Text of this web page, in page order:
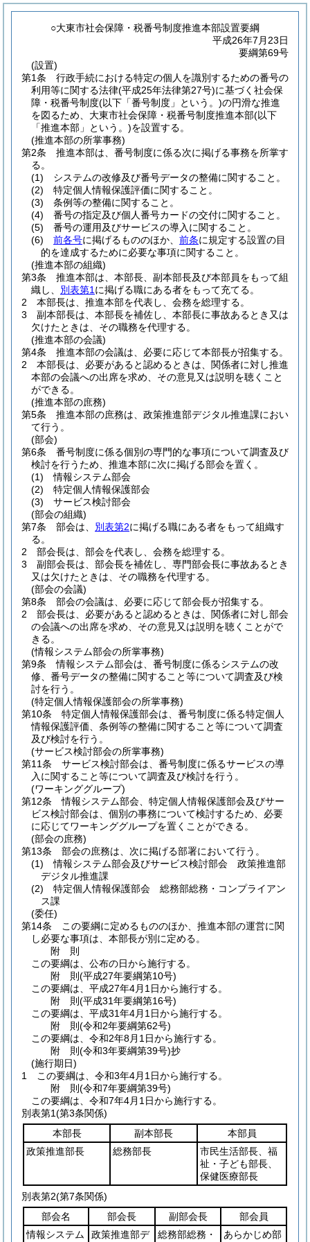
○大東市社会保障・税番号制度推進本部設置要綱
平成26年7月23日
要綱第69号
(設置)
第1条
行政手続における特定の個人を識別するための番号の
利用等に関する法律(平成25年法律第27号)に基づく社会保
障・税番号制度(以下「番号制度」という。)の円滑な推進
を図るため、大東市社会保障・税番号制度推進本部(以下
「推進本部」という。)を設置する。
(推進本部の所掌事務)
第2条
推進本部は、番号制度に係る次に掲げる事務を所掌す
る。
(1)
システムの改修及び番号データの整備に関すること。
(2)
特定個人情報保護評価に関すること。
(3)
条例等の整備に関すること。
(4)
番号の指定及び個人番号カードの交付に関すること。
(5)
番号の運用及びサービスの導入に関すること。
(6)
前各号に掲げるもののほか、 前条に規定する設置の目
的を達成するために必要な事項に関すること。
(推進本部の組織)
第3条
推進本部は、本部長、副本部長及び本部員をもって組
織し、 別表第1 に掲げる職にある者をもって充てる。
2
本部長は、推進本部を代表し、会務を総理する。
3
副本部長は、本部長を補佐し、本部長に事故あるとき又は
欠けたときは、その職務を代理する。
(推進本部の会議)
第4条
推進本部の会議は、必要に応じて本部長が招集する。
2
本部長は、必要があると認めるときは、関係者に対し推進
本部の会議への出席を求め、その意見又は説明を聴くこと
ができる。
(推進本部の庶務)
第5条
推進本部の庶務は、政策推進部デジタル推進課におい
て行う。
(部会)
第6条
番号制度に係る個別の専門的な事項について調査及び
検討を行うため、推進本部に次に掲げる部会を置く。
(1)
情報システム部会
(2)
特定個人情報保護部会
(3)
サービス検討部会
(部会の組織)
第7条
部会は、 別表第2に掲げる職にある者をもって組織す
る。
2
部会長は、部会を代表し、会務を総理する。
3
副部会長は、部会長を補佐し、専門部会長に事故あるとき
又は欠けたときは、その職務を代理する。
(部会の会議)
第8条
部会の会議は、必要に応じて部会長が招集する。
2
部会長は、必要があると認めるときは、関係者に対し部会
の会議への出席を求め、その意見又は説明を聴くことがで
きる。
(情報システム部会の所掌事務)
第9条
情報システム部会は、番号制度に係るシステムの改
修、番号データの整備に関すること等について調査及び検
討を行う。
(特定個人情報保護部会の所掌事務)
第10条
特定個人情報保護部会は、番号制度に係る特定個人
情報保護評価、条例等の整備に関すること等について調査
及び検討を行う。
(サービス検討部会の所掌事務)
第11条
サービス検討部会は、番号制度に係るサービスの導
入に関すること等について調査及び検討を行う。
(ワーキンググループ)
第12条
情報システム部会、特定個人情報保護部会及びサー
ビス検討部会は、個別の事務について検討するため、必要
に応じてワーキンググループを置くことができる。
(部会の庶務)
第13条
部会の庶務は、次に掲げる部署において行う。
(1)
情報システム部会及びサービス検討部会 政策推進部
デジタル推進課
(2)
特定個人情報保護部会 総務部総務・コンプライアン
ス課
(委任)
第14条
この要綱に定めるもののほか、推進本部の運営に関
し必要な事項は、本部長が別に定める。
附 則
この要綱は、公布の日から施行する。
附 則(平成27年要綱第10号)
この要綱は、平成27年4月1日から施行する。
附 則(平成31年要綱第16号)
この要綱は、平成31年4月1日から施行する。
附 則(令和2年要綱第62号)
この要綱は、令和2年8月1日から施行する。
附 則(令和3年要綱第39号)抄
(施行期日)
1
この要綱は、令和3年4月1日から施行する。
附 則(令和7年要綱第39号)
この要綱は、令和7年4月1日から施行する。
別表第1(第3条関係)
本部長
副本部長
本部員
政策推進部長
総務部長
市民生活部長、福
祉・子ども部長、
保健医療部長
別表第2(第7条関係)
部会名
部会長 副部会長
部会員
情報システム
政策推進部デ
総務部総務・
あらかじめ部